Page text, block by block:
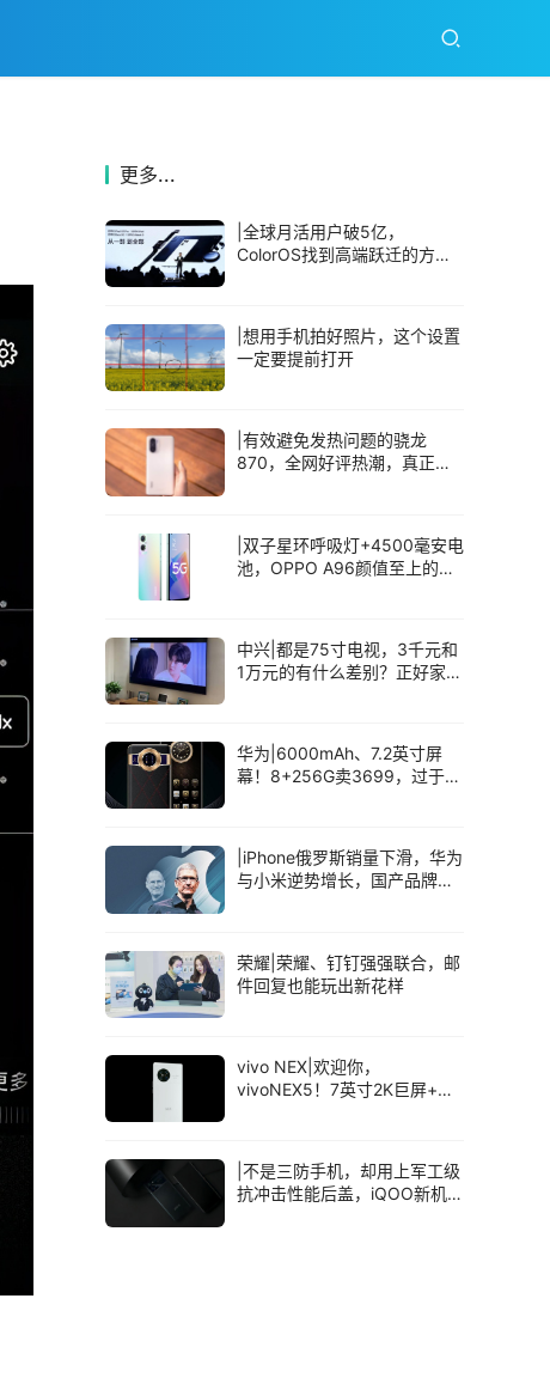
更多...
|全球月活用户破5亿，
ColorOS找到高端跃迁的方法
|想用手机拍好照片，这个设置
一定要提前打开
|有效避免发热问题的骁龙
870，全网好评热潮，真正做
|双子星环呼吸灯+4500毫安电
池，OPPO A96颜值至上的千
中兴|都是75寸电视，3千元和
1万元的有什么差别？正好家里
华为|6000mAh、7.2英寸屏
幕！8+256G卖3699，过于意
|iPhone俄罗斯销量下滑，华为
与小米逆势增长，国产品牌快
荣耀|荣耀、钉钉强强联合，邮
件回复也能玩出新花样
vivo NEX|欢迎你，
vivoNEX5！7英寸2K巨屏+骁
|不是三防手机，却用上军工级
抗冲击性能后盖，iQOO新机有